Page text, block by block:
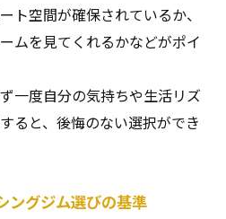
ト空間が確保されているか、
ムを見てくれるかなどがポイ
一度自分の気持ちや生活リズ
ると、後悔のない選択ができ
ングジム選びの基準